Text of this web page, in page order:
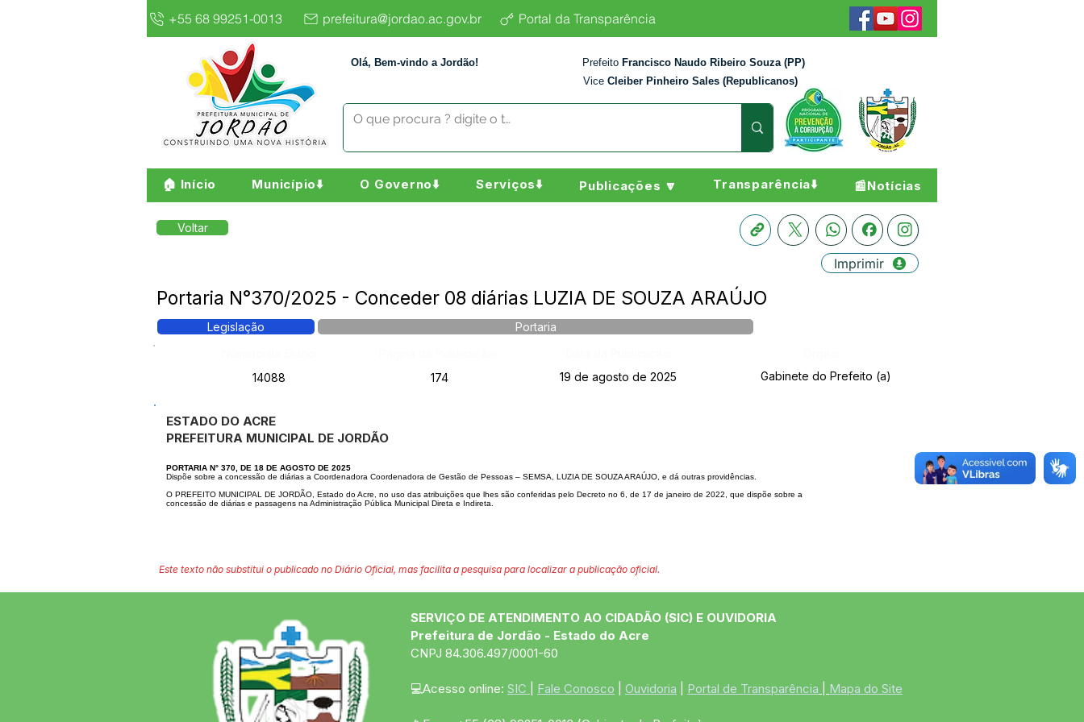
+55 68 99251-0013 prefeitura@jordao.ac.gov.br Portal da Transparência
Olá, Bem-vindo a Jordão! Prefeito Francisco Naudo Ribeiro Souza (PP)
Vice Cleiber Pinheiro Sales (Republicanos)
🏠 Início Município⬇️ O Governo⬇️ Serviços⬇️ Publicações 🔽 Transparência⬇️ 📰Notícias
Voltar
Imprimir
Portaria N°370/2025 - Conceder 08 diárias LUZIA DE SOUZA ARAÚJO
Legislação
Portaria
14088
174 19 de agosto de 2025 Gabinete do Prefeito (a)
ESTADO DO ACRE
PREFEITURA MUNICIPAL DE JORDÃO
PORTARIA N° 370, DE 18 DE AGOSTO DE 2025
Dispõe sobre a concessão de diárias a Coordenadora Coordenadora de Gestão de Pessoas – SEMSA, LUZIA DE SOUZA ARAÚJO, e dá outras providências.
O PREFEITO MUNICIPAL DE JORDÃO, Estado do Acre, no uso das atribuições que lhes são conferidas pelo Decreto no 6, de 17 de janeiro de 2022, que dispõe sobre a
concessão de diárias e passagens na Administração Pública Municipal Direta e Indireta.
Este texto não substitui o publicado no Diário Oficial, mas facilita a pesquisa para localizar a publicação oficial.
SERVIÇO DE ATENDIMENTO AO CIDADÃO (SIC) E OUVIDORIA
Prefeitura de Jordão - Estado do Acre
CNPJ 84.306.497/0001-60
💻Acesso online: SIC Fale Conosco Ouvidoria Portal de Transparência Mapa do Site